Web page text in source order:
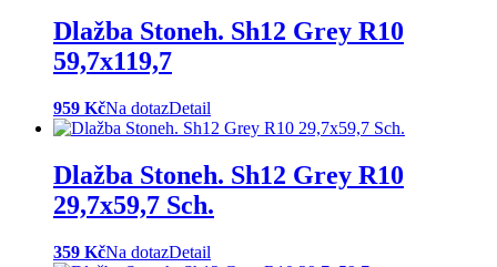
Dlažba Stoneh. Sh12 Grey R10
59,7x119,7
959 KčNa dotazDetail
Dlažba Stoneh. Sh12 Grey R10
29,7x59,7 Sch.
359 KčNa dotazDetail